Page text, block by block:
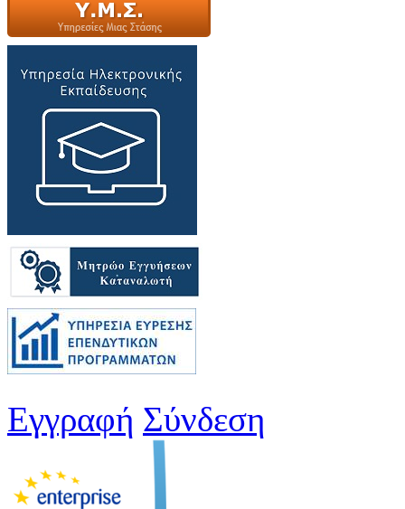
Εγγραφή Σύνδεση